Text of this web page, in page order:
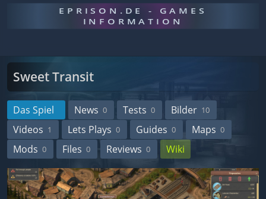
EPRISON.DE - GAMES
INFORMATION
Sweet Transit
Das Spiel News 0 Tests 0 Bilder 10
Videos 1 Lets Plays 0 Guides 0 Maps 0
Mods 0 Files 0 Reviews 0 Wiki